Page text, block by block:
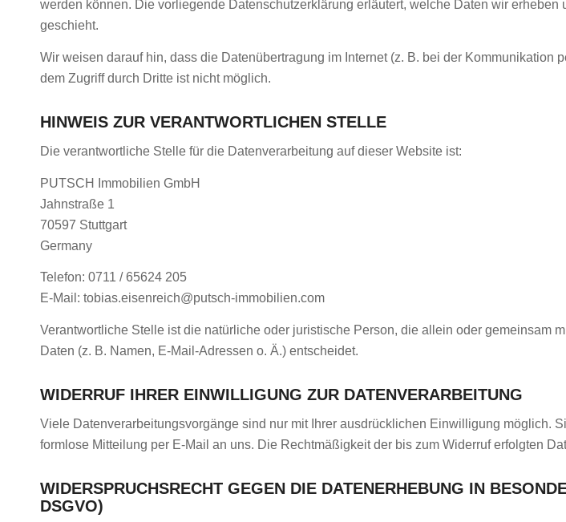
werden können. Die vorliegende Datenschutzerklärung erläutert, welche Daten wir
geschieht.
Wir weisen darauf hin, dass die Datenübertragung im Internet (z. B. bei der
dem Zugriff durch Dritte ist nicht möglich.
HINWEIS ZUR VERANTWORTLICHEN STELLE
Die verantwortliche Stelle für die Datenverarbeitung auf dieser Website ist:
PUTSCH Immobilien GmbH
Jahnstraße 1
70597 Stuttgart
Germany
Telefon: 0711 / 65624 205
E-Mail: tobias.eisenreich@putsch-immobilien.com
Verantwortliche Stelle ist die natürliche oder juristische Person, die allein oder gemeinsam
Daten (z. B. Namen, E-Mail-Adressen o. Ä.) entscheidet.
WIDERRUF IHRER EINWILLIGUNG ZUR DATENVERARBEITUNG
Viele Datenverarbeitungsvorgänge sind nur mit Ihrer ausdrücklichen Einwilligung möglich.
formlose Mitteilung per E-Mail an uns. Die Rechtmäßigkeit der bis zum Widerruf erfolgten
WIDERSPRUCHSRECHT GEGEN DIE DATENERHEBUNG IN
DSGVO)